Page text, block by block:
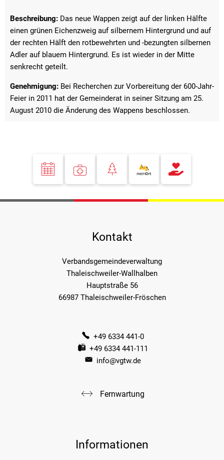
Beschreibung: Das neue Wappen zeigt auf der linken Hälfte
einen grünen Eichenzweig auf silbernem Hintergrund und auf
der rechten Hälft den rotbewehrten und -bezungten silbernen
Adler auf blauem Hintergrund. Es ist wieder in der Mitte
senkrecht geteilt.
Genehmigung: Bei Recherchen zur Vorbereitung der 600-Jahr-
Feier in 2011 hat der Gemeinderat in seiner Sitzung am 25.
August 2010 die Änderung des Wappens beschlossen.
Kontakt
Verbandsgemeindeverwaltung
Thaleischweiler-Wallhalben
Hauptstraße 56
66987 Thaleischweiler-Fröschen
+49 6334 441-0
+49 6334 441-111
info@vgtw.de
Fernwartung
Informationen